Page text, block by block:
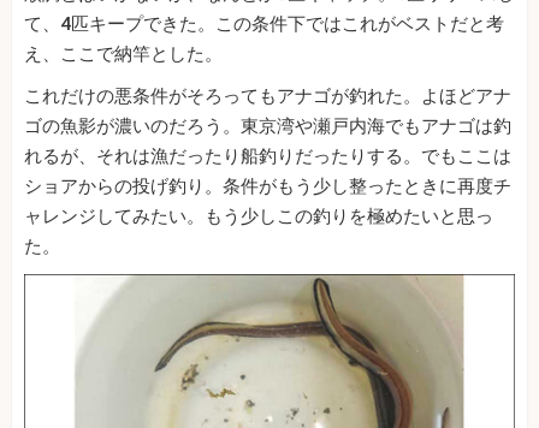
て、4匹キープできた。この条件下ではこれがベストだと考
え、ここで納竿とした。
これだけの悪条件がそろってもアナゴが釣れた。よほどアナ
ゴの魚影が濃いのだろう。東京湾や瀬戸内海でもアナゴは釣
れるが、それは漁だったり船釣りだったりする。でもここは
ショアからの投げ釣り。条件がもう少し整ったときに再度チ
ャレンジしてみたい。もう少しこの釣りを極めたいと思っ
た。